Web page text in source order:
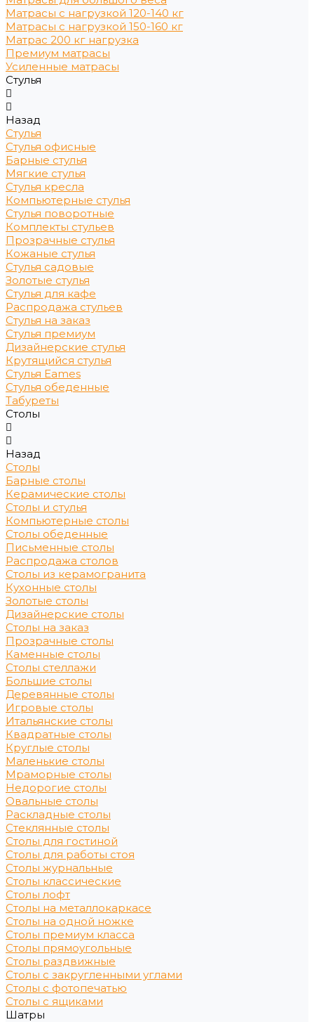
Матрасы с нагрузкой 120-140 кг
Матрасы с нагрузкой 150-160 кг
Матрас 200 кг нагрузка
Премиум матрасы
Усиленные матрасы
Стулья
Назад
Стулья
Стулья офисные
Барные стулья
Мягкие стулья
Стулья кресла
Компьютерные стулья
Стулья поворотные
Комплекты стульев
Прозрачные стулья
Кожаные стулья
Стулья садовые
Золотые стулья
Стулья для кафе
Распродажа стульев
Стулья на заказ
Стулья премиум
Дизайнерские стулья
Крутящийся стулья
Стулья Eames
Стулья обеденные
Табуреты
Столы
Назад
Столы
Барные столы
Керамические столы
Столы и стулья
Компьютерные столы
Столы обеденные
Письменные столы
Распродажа столов
Столы из керамогранита
Кухонные столы
Золотые столы
Дизайнерские столы
Столы на заказ
Прозрачные столы
Каменные столы
Столы стеллажи
Большие столы
Деревянные столы
Игровые столы
Итальянские столы
Квадратные столы
Круглые столы
Маленькие столы
Мраморные столы
Недорогие столы
Овальные столы
Раскладные столы
Стеклянные столы
Столы для гостиной
Столы для работы стоя
Столы журнальные
Столы классические
Столы лофт
Столы на металлокаркасе
Столы на одной ножке
Столы премиум класса
Столы прямоугольные
Столы раздвижные
Столы с закругленными углами
Столы с фотопечатью
Столы с ящиками
Шатры